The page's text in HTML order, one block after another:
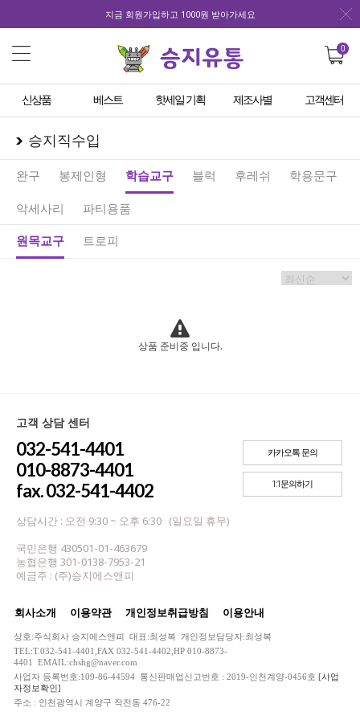
지금 회원가입하고 1000원 받아가세요
0
신상품 베스트 핫세일 기획 제조사별 고객센터
승지직수입
완구 봉제인형 학습교구 블럭 후레쉬 학용문구
악세사리
파티용품
원목교구
트로피
상품 준비중 입니다.
고객 상담 센터
032-541-4401
010-8873-4401
fax. 032-541-4402
상담시간 : 오전 9:30 ~ 오후 6:30 (일요일 휴무)
국민은행 430501-01-463679
농협은행 301-0138-7953-21
예금주 : (주)승지에스앤피
카카오톡 문의
1:1문의하기
회사소개 이용약관 개인정보취급방침 이용안내
상호:주식회사 승지에스앤피 대표:최성복 개인정보담당자:최성복
TEL:T.032-541-4401,FAX 032-541-4402,HP 010-8873-
4401 EMAIL:chshg@naver.com
사업자 등록번호:109-86-44594 통신판매업신고번호 : 2019-인천계양-0456호 [사업
자정보확인]
주소 : 인천광역시 계양구 작전동 476-22